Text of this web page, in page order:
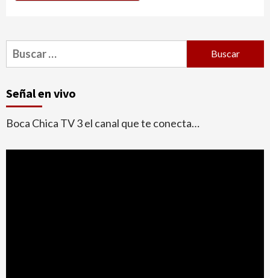
Buscar:
Señal en vivo
Boca Chica TV 3 el canal que te conecta…